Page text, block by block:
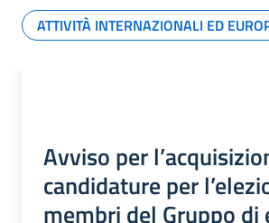
ATTIVITÀ INTERNAZIONALI ED
Avviso per
candidature per
membri del Gruppo di